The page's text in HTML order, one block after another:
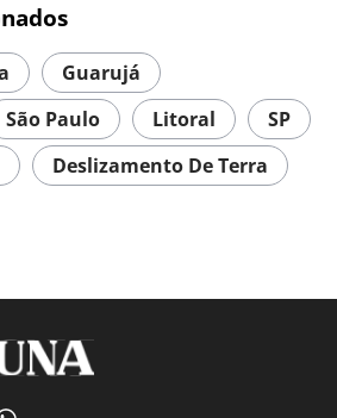
Guarujá
São Paulo Litoral
SP
Deslizamento De Terra